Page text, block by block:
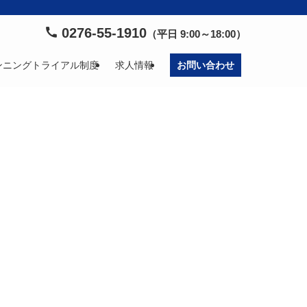
ニングトライアル制度 求人情報 お問い合わせ
0276-55-1910 （平日 9:00～18:00）